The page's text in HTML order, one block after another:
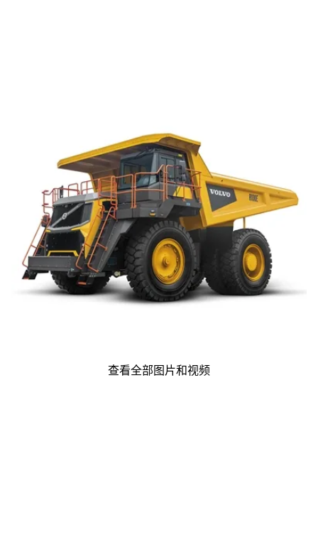
查看全部图片和视频